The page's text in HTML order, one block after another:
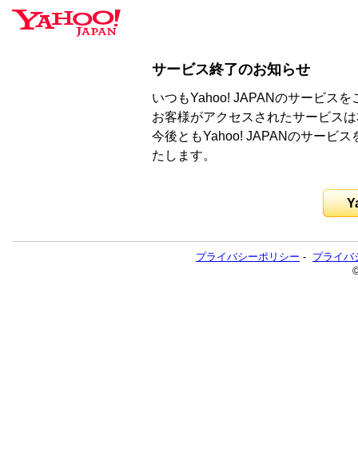
サービス終了のお知らせ
いつもYahoo! JAPANのサービス
お客様がアクセスされたサービス
今後ともYahoo! JAPANのサービ
たします。
プライバシーポリシー - プライバ